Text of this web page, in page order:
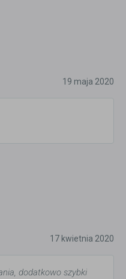
19 maja 2020
17 kwietnia 2020
dodatkowo szybki